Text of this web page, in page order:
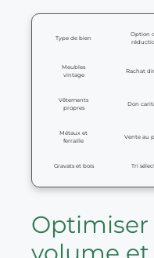
Type de bien
Option
Meubles
vintage
Rachat
Vêtements
propres
Don
Métaux et
ferraille
Vente au
Gravats et bois Tri
Optimiser